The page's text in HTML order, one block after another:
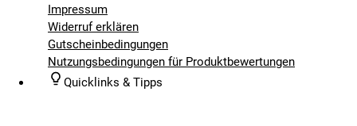
Impressum
Widerruf erklären
Gutscheinbedingungen
Nutzungsbedingungen für Produktbewertungen
Quicklinks & Tipps